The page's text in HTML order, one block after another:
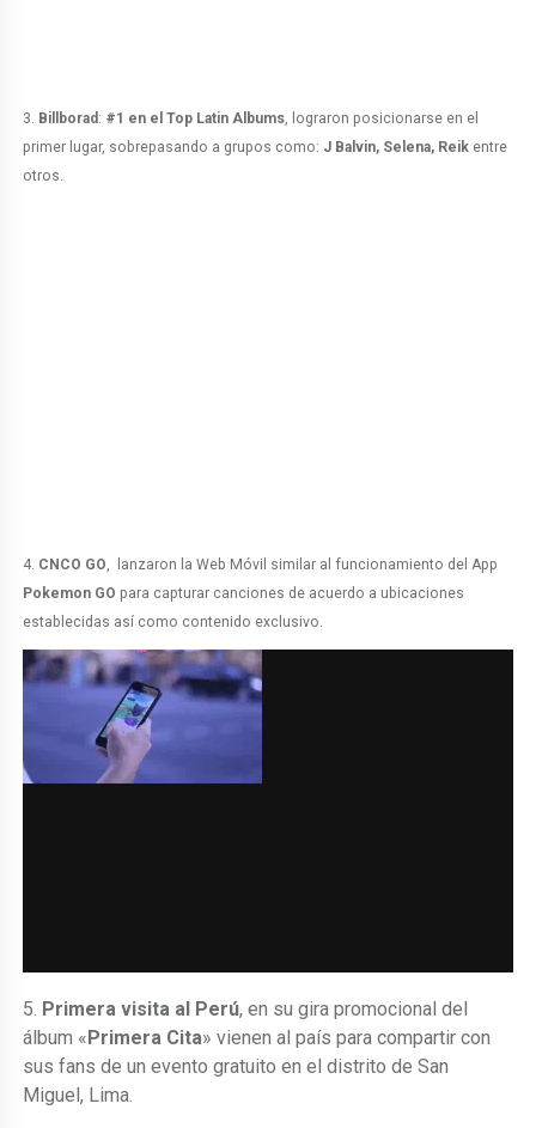
3. Billborad : #1 en el Top Latin Albums, lograron posicionarse en el
primer lugar, sobrepasando a grupos como: J Balvin, Selena, Reik entre
otros.
4. CNCO GO, lanzaron la Web Móvil similar al funcionamiento del App
Pokemon GO para capturar canciones de acuerdo a ubicaciones
establecidas así como contenido exclusivo.
5. Primera visita al Perú, en su gira promocional del
álbum « Primera Cita» vienen al país para compartir con
sus fans de un evento gratuito en el distrito de San
Miguel, Lima.